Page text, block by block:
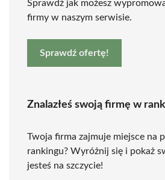
Sprawdź jak możesz
firmy w naszym serwisie.
Sprawdź ofertę!
Znalazłeś swoją firmę w
Twoja firma zajmuje miejsce na
rankingu? Wyróżnij się i pokaż
jesteś na szczycie!